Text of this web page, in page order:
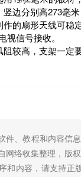
边分别高273毫
的扇形天线可稳
视信号接收。
较高，支架一定
件、教程和内容信
网络收集整理，版
和内容，请支持正